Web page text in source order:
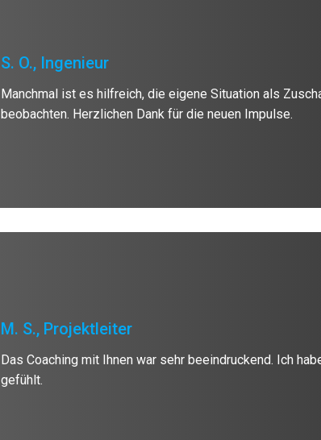
S. O., Ingenieur
Manchmal ist es hilfreich, die eigene Situation als
beobachten. Herzlichen Dank für die neuen Impulse.
M. S., Projektleiter
Das Coaching mit Ihnen war sehr beeindruckend. Ich
gefühlt.